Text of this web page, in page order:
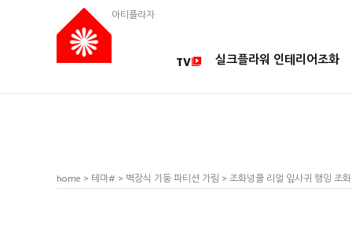
아티플라자
TV 실크플라워 인테리어조화
home > 테마# > 벽장식 기둥 파티션 가림 > 조화넝쿨 리얼 잎사귀 행잉 조